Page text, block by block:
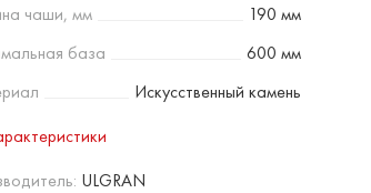
чаши, мм
190 мм
база
600 мм
Искусственный камень
ULGRAN